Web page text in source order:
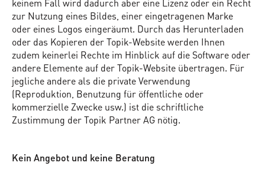
zur Nutzung eines Bildes, einer eingetragenen Marke
oder eines Logos eingeräumt. Durch das Herunterladen
oder das Kopieren der Topik-Website werden Ihnen
zudem keinerlei Rechte im Hinblick auf die Software oder
andere Elemente auf der Topik-Website übertragen. Für
jegliche andere als die private Verwendung
(Reproduktion, Benutzung für öffentliche oder
kommerzielle Zwecke usw.) ist die schriftliche
Zustimmung der Topik Partner AG nötig.
Kein Angebot und keine Beratung